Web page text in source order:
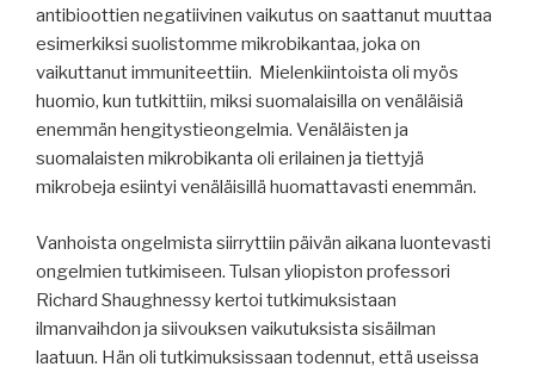
antibioottien negatiivinen vaikutus on saattanut muuttaa
esimerkiksi suolistomme mikrobikantaa, joka on
vaikuttanut immuniteettiin. Mielenkiintoista oli myös
huomio, kun tutkittiin, miksi suomalaisilla on venäläisiä
enemmän hengitystieongelmia. Venäläisten ja
suomalaisten mikrobikanta oli erilainen ja tiettyjä
mikrobeja esiintyi venäläisillä huomattavasti enemmän.
Vanhoista ongelmista siirryttiin päivän aikana luontevasti
ongelmien tutkimiseen. Tulsan yliopiston professori
Richard Shaughnessy kertoi tutkimuksistaan
ilmanvaihdon ja siivouksen vaikutuksista sisäilman
laatuun. Hän oli tutkimuksissaan todennut, että useissa